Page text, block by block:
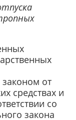
от
средствах и
со
закона